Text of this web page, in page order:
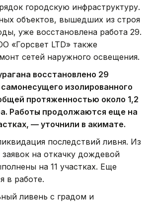
городскую инфраструктуру.
объектов, вышедших из строя
уже восстановлена работа 29.
«Горсвет LTD» также
сетей наружного освещения.
восстановлено 29
изолированного
протяженностью около 1,2
Работы продолжаются еще на
— уточнили в акимате.
последствий ливня. Из
на откачку дождевой
на 11 участках. Еще
в работе.
ливень с градом и